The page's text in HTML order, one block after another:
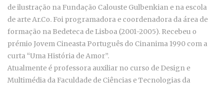
de ilustração na Fundação Calouste Gulbenkian e na escola
de arte Ar.Co. Foi programadora e coordenadora da área de
formação na Bedeteca de Lisboa (2001-2005). Recebeu o
prémio Jovem Cineasta Português do Cinanima 1990 com a
curta “Uma História de Amor”.
Atualmente é professora auxiliar no curso de Design e
Multimédia da Faculdade de Ciências e Tecnologias da